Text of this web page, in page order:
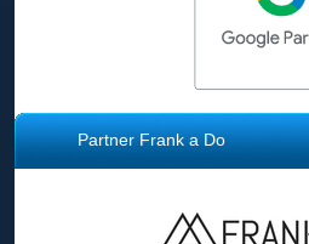
Partner Frank a Do